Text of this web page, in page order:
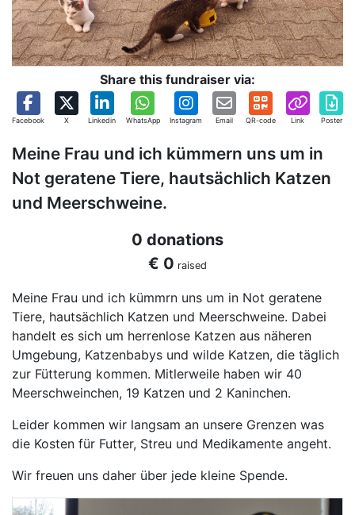
Share this fundraiser via:
Facebook X Linkedin WhatsApp Instagram Email QR-code Link Poster
Meine Frau und ich kümmern uns um in
Not geratene Tiere, hautsächlich Katzen
und Meerschweine.
0 donations
€ 0 raised
Meine Frau und ich kümmrn uns um in Not geratene
Tiere, hautsächlich Katzen und Meerschweine. Dabei
handelt es sich um herrenlose Katzen aus näheren
Umgebung, Katzenbabys und wilde Katzen, die täglich
zur Fütterung kommen. Mitlerweile haben wir 40
Meerschweinchen, 19 Katzen und 2 Kaninchen.
Leider kommen wir langsam an unsere Grenzen was
die Kosten für Futter, Streu und Medikamente angeht.
Wir freuen uns daher über jede kleine Spende.